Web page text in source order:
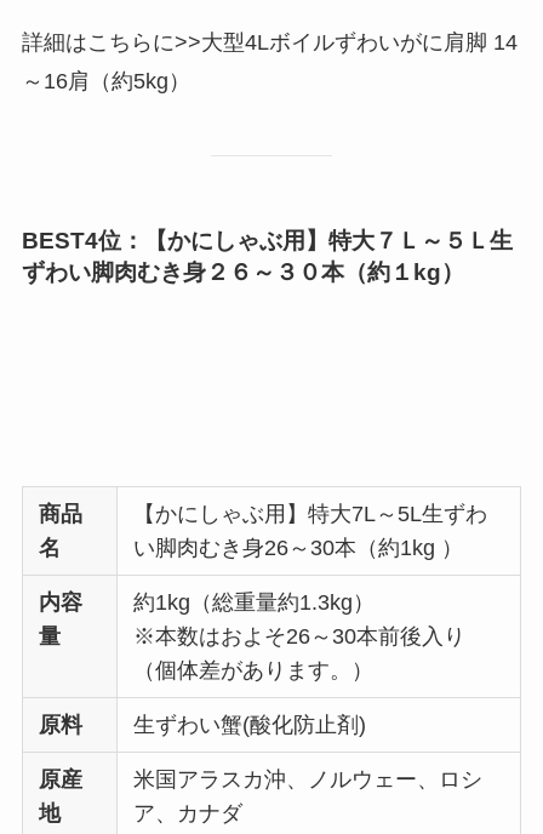
詳細はこちらに>>大型4Lボイルずわいがに肩脚 14
～16肩（約5kg）
BEST4位：【かにしゃぶ用】特大７Ｌ～５Ｌ生
ずわい脚肉むき身２６～３０本（約１kg）
商品
名
【かにしゃぶ用】特大7L～5L生ずわ
い脚肉むき身26～30本（約1kg ）
内容
量
約1kg（総重量約1.3kg）
※本数はおよそ26～30本前後入り
（個体差があります。）
原料 生ずわい蟹(酸化防止剤)
原産
地
米国アラスカ沖、ノルウェー、ロシ
ア、カナダ